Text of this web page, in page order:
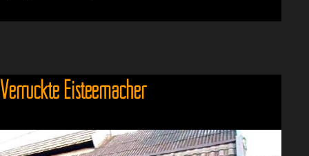
Verrückte Eisteemacher